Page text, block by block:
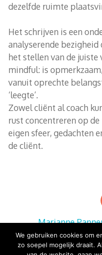
dezelfde ruimte
Het schrijven is een
analyserende
het stellen van de juiste
mindful: is
vanuit oprechte
‘leegte’.
Zowel cliënt al coach
rust concentreren op
eigen sfeer, gedachten
de cliënt.
Marianne
We gebruiken cookies om
zo soepel mogelijk draait.